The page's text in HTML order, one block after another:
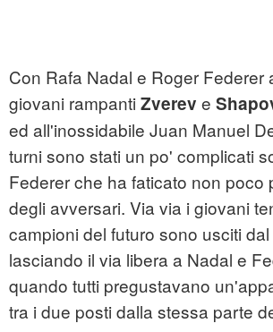
Con Rafa Nadal e Roger Federer
giovani rampanti Zverev e
ed all'inossidabile Juan Manuel
turni sono stati un po' complicati
Federer che ha faticato non poco
degli avversari. Via via i giovani
campioni del futuro sono usciti
lasciando il via libera a Nadal e
quando tutti pregustavano
tra i due posti dalla stessa parte